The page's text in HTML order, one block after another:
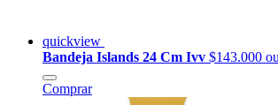
quickview
Bandeja Islands 24 Cm Ivv $143.000
Comprar